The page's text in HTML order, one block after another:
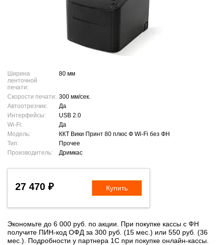
Ширина
ленточной
печати:
80 мм
Скорости печати: 300 мм/сек.
Автоотрезчик:
Да
Интерфейсы:
USB 2.0
Wi-Fi:
Да
Модель:
ККТ Вики Принт 80 плюс Ф Wi-Fi без ФН
Тип:
Прочее
Производитель:
Дримкас
27 470 ₽ Купить
Экономьте до 6 000 руб. по акции. При покупке кассы с ФН
получите ПИН-код ОФД за 300 руб. (15 мес.) или 550 руб. (36
мес.). Подробности у партнера 1С при покупке онлайн-кассы.